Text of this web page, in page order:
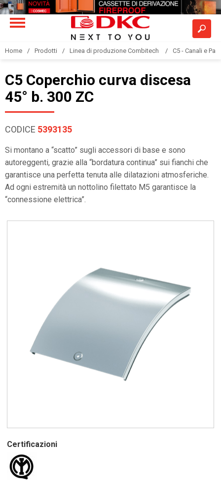
Home Prodotti Linea di produzione Combitech C5 - Canali e
C5 Coperchio curva discesa
45° b. 300 ZC
CODICE 5393135
Si montano a “scatto” sugli accessori di base e sono
autoreggenti, grazie alla “bordatura continua” sui fianchi che
garantisce una perfetta tenuta alle dilatazioni atmosferiche.
Ad ogni estremità un nottolino filettato M5 garantisce la
“connessione elettrica”.
Certificazioni